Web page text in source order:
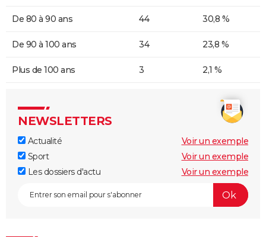
De 80 à 90 ans 44 30,8 %
De 90 à 100 ans 34 23,8 %
Plus de 100 ans 3 2,1 %
NEWSLETTERS
Actualité
Voir un exemple
Sport
Voir un exemple
Les dossiers d'actu
Voir un exemple